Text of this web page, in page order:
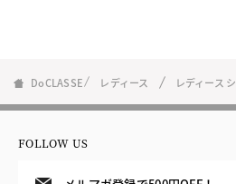
DoCLASSE レディース レディース
FOLLOW US